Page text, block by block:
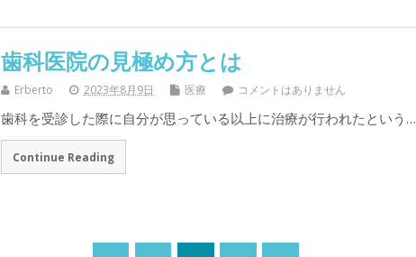
歯科医院の見極め方とは
Erberto 2023年8月9日 医療 コメントはありません
歯科を受診した際に自分が思っている以上に治療が行われたという…
Continue Reading